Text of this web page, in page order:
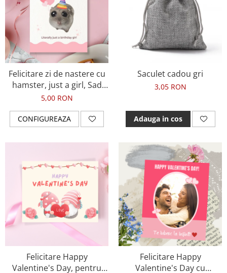
Bijuterii cu perle
Invitatii Botez
Diplome
Plusuri
Impachetare Cadou
Coliere
Brelocuri Personalizate
Semn de carte
Card metalic
Cadouri Copii
Cadouri pentru Craciun
Cadouri Paste
Halloween
Portfard Personalizat
Bijuterii pentru Ea
Tablou Personalizat
Felicitare zi de nastere cu
hamster, just a girl, Sad
hamster meme
5,00 RON
CONFIGUREAZA
Saculet cadou gri
3,05 RON
Adauga in cos
Felicitare Happy
Valentine's Day, pentru
Felicitare Happy
Valentine's Day cu